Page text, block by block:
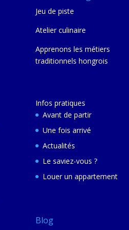
Jeu de piste
Atelier culinaire
Apprenons les métiers
traditionnels hongrois
Infos pratiques
Avant de partir
Une fois arrivé
Actualités
Le saviez-vous ?
Louer un appartement
Blog